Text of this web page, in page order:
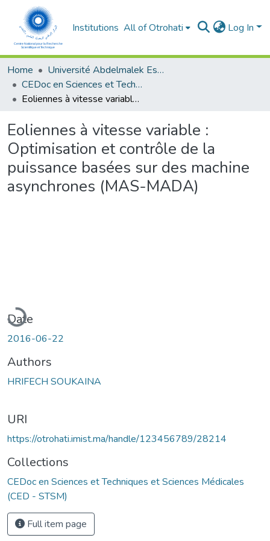
Institutions All of Otrohati Log In
Home
Université Abdelmalek Essaâdi - Tétouan
CEDoc en Sciences et Techniques et Sciences Médicales (CED - STSM)
Eoliennes à vitesse variable : Optimisation et contrôle de la puissance basées sur des machine asynchrones (MAS-MADA)
Eoliennes à vitesse variable :
Optimisation et contrôle de la
puissance basées sur des machine
asynchrones (MAS-MADA)
Date
2016-06-22
Authors
HRIFECH SOUKAINA
URI
https://otrohati.imist.ma/handle/123456789/28214
Collections
CEDoc en Sciences et Techniques et Sciences Médicales
(CED - STSM)
Full item page